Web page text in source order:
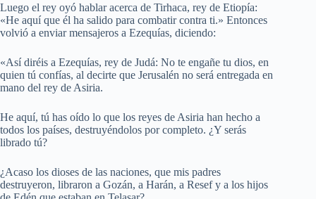
Luego el rey oyó hablar acerca de Tirhaca, rey de Etiopía:
«He aquí que él ha salido para combatir contra ti.» Entonces
volvió a enviar mensajeros a Ezequías, diciendo:
«Así diréis a Ezequías, rey de Judá: No te engañe tu dios, en
quien tú confías, al decirte que Jerusalén no será entregada en
mano del rey de Asiria.
He aquí, tú has oído lo que los reyes de Asiria han hecho a
todos los países, destruyéndolos por completo. ¿Y serás
librado tú?
¿Acaso los dioses de las naciones, que mis padres
destruyeron, libraron a Gozán, a Harán, a Resef y a los hijos